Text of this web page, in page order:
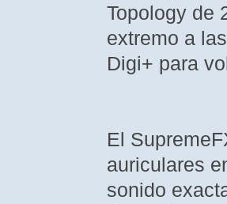
Topology de
extremo a
Digi+ para
El
auriculares
sonido